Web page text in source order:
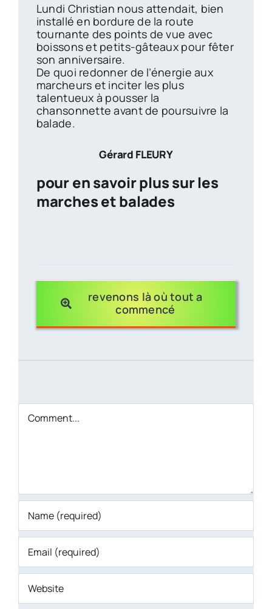
Lundi Christian nous attendait, bien
installé en bordure de la route
tournante des points de vue avec
boissons et petits-gâteaux pour fêter
son anniversaire.
De quoi redonner de l’énergie aux
marcheurs et inciter les plus
talentueux à pousser la
chansonnette avant de poursuivre la
balade.
Gérard FLEURY
pour en savoir plus sur les
marches et balades
revenons là où tout a
commencé
Comment